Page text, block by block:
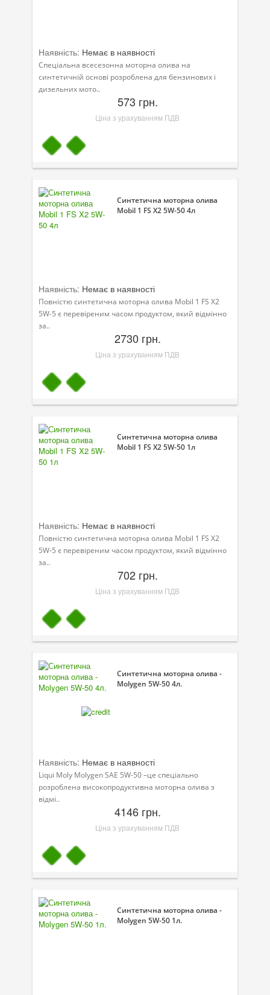
Промислова програма
Технологічні рідини
Наявність: Немає в наявності
Спеціальна всесезонна моторна олива на
синтетичній основі розроблена для бензинових і
дизельних мото..
573 грн.
Ціна з урахуванням ПДВ
Синтетична моторна олива
Mobil 1 FS X2 5W-50 4л
Наявність: Немає в наявності
Повністю синтетична моторна олива Mobil 1 FS X2
5W-5 є перевіреним часом продуктом, який відмінно
за..
2730 грн.
Ціна з урахуванням ПДВ
Синтетична моторна олива
Mobil 1 FS X2 5W-50 1л
Наявність: Немає в наявності
Повністю синтетична моторна олива Mobil 1 FS X2
5W-5 є перевіреним часом продуктом, який відмінно
за..
702 грн.
Ціна з урахуванням ПДВ
Синтетична моторна олива -
Molygen 5W-50 4л.
Наявність: Немає в наявності
Liqui Moly Molygen SAE 5W-50 –це спеціально
розроблена високопродуктивна моторна олива з
відмі..
4146 грн.
Ціна з урахуванням ПДВ
Синтетична моторна олива -
Molygen 5W-50 1л.